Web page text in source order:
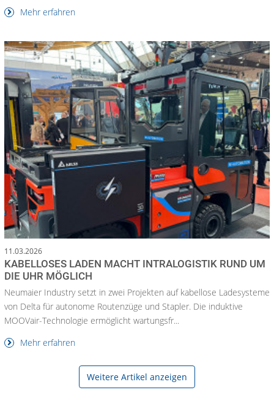
Mehr erfahren
11.03.2026
KABELLOSES LADEN MACHT INTRALOGISTIK RUND UM
DIE UHR MÖGLICH
Neumaier Industry setzt in zwei Projekten auf kabellose Ladesysteme
von Delta für autonome Routenzüge und Stapler. Die induktive
MOOVair-Technologie ermöglicht wartungsfr...
Mehr erfahren
Weitere Artikel anzeigen